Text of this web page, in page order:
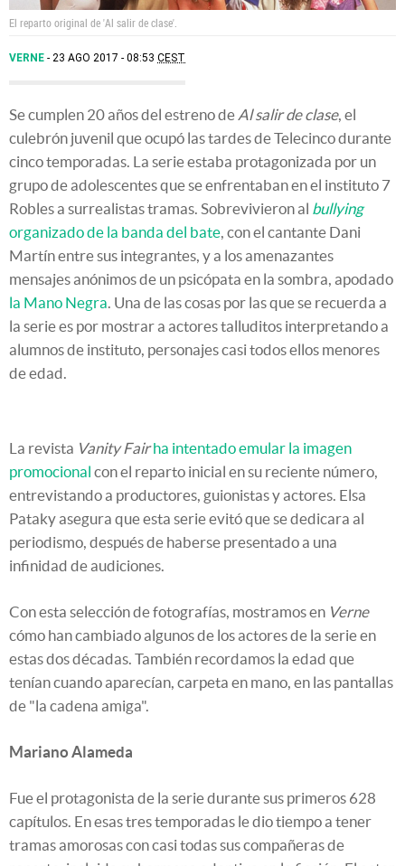
El reparto original de 'Al salir de clase'.
VERNE 23 AGO 2017 - 08:53 CEST
Se cumplen 20 años del estreno de Al salir de clase, el
culebrón juvenil que ocupó las tardes de Telecinco durante
cinco temporadas. La serie estaba protagonizada por un
grupo de adolescentes que se enfrentaban en el instituto 7
Robles a surrealistas tramas. Sobrevivieron al bullying
organizado de la banda del bate, con el cantante Dani
Martín entre sus integrantes, y a los amenazantes
mensajes anónimos de un psicópata en la sombra, apodado
la Mano Negra. Una de las cosas por las que se recuerda a
la serie es por mostrar a actores talluditos interpretando a
alumnos de instituto, personajes casi todos ellos menores
de edad.
La revista Vanity Fair ha intentado emular la imagen
promocional con el reparto inicial en su reciente número,
entrevistando a productores, guionistas y actores. Elsa
Pataky asegura que esta serie evitó que se dedicara al
periodismo, después de haberse presentado a una
infinidad de audiciones.
Con esta selección de fotografías, mostramos en Verne
cómo han cambiado algunos de los actores de la serie en
estas dos décadas. También recordamos la edad que
tenían cuando aparecían, carpeta en mano, en las pantallas
de "la cadena amiga".
Mariano Alameda
Fue el protagonista de la serie durante sus primeros 628
capítulos. En esas tres temporadas le dio tiempo a tener
tramas amorosas con casi todas sus compañeras de